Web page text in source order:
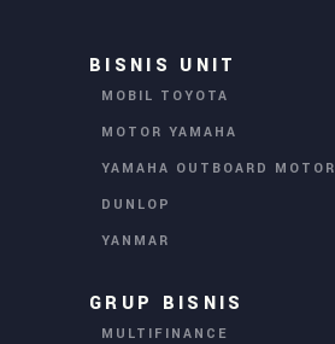
BISNIS UNIT
MOBIL TOYOTA
MOTOR YAMAHA
YAMAHA OUTBOARD MOTOR
DUNLOP
YANMAR
GRUP BISNIS
MULTIFINANCE